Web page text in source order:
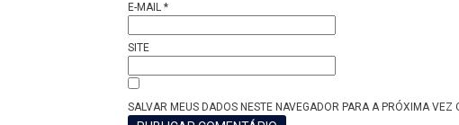
E-MAIL *
SITE
SALVAR MEUS DADOS NESTE NAVEGADOR PARA A PRÓXIMA VEZ